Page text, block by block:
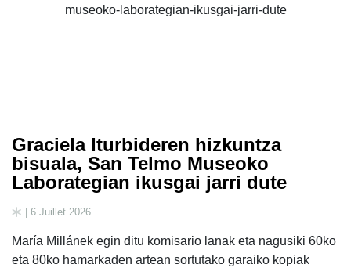
Graciela Iturbideren hizkuntza
bisuala, San Telmo Museoko
Laborategian ikusgai jarri dute
| 6 Juillet 2026
María Millánek egin ditu komisario lanak eta nagusiki 60ko
eta 80ko hamarkaden artean sortutako garaiko kopiak